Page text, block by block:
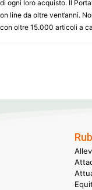
di ogni loro acquisto. Il
on line da oltre vent’anni.
con oltre 15.000 articoli a